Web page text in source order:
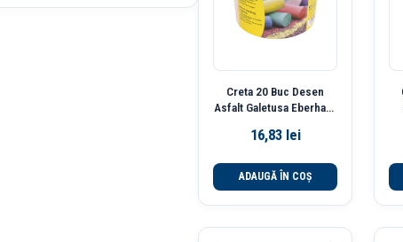
Creta 20 Buc Desen
Asfalt Galetusa Eberhard
16,83 lei
ADAUGĂ ÎN COȘ